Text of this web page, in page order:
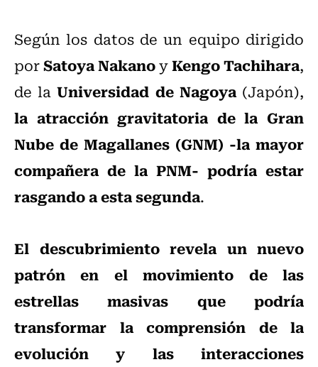
Según los datos de un equipo dirigido
porSatoya NakanoyKengo Tachihara,
de laUniversidad de Nagoya(Japón),
la atracción gravitatoria de la Gran
Nube de Magallanes (GNM) -la mayor
compañera de la PNM- podría estar
rasgando a esta segunda.
El descubrimiento revela un nuevo
patrón en el movimiento de las
estrellas masivas que podría
transformar la comprensión de la
evolución y las interacciones